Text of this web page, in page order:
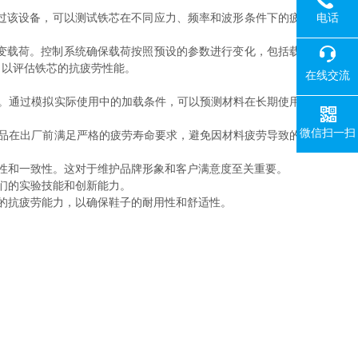
设备，可以测试铁芯在不同应力、频率和波形条件下的疲
。控制系统确保载荷按照预设的参数进行变化，包括载
评估铁芯的抗疲劳性能。
过模拟实际使用中的加载条件，可以预测材料在长期使用
出厂前满足严格的疲劳寿命要求，避免因材料疲劳导致的
致性。这对于维护品牌形象和客户满意度至关重要。
实验技能和创新能力。
疲劳能力，以确保鞋子的耐用性和舒适性。
电话
在线交流
微信扫一扫